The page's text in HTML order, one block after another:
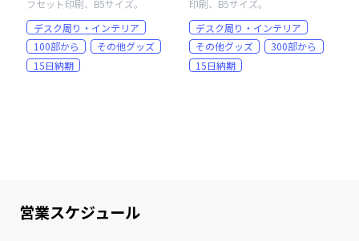
フセット印刷、B5サイズ。
デスク周り・インテリア
100部から
その他グッズ
15日納期
印刷、B5サイズ。
デスク周り・インテリア
その他グッズ
300部から
15日納期
営業スケジュール